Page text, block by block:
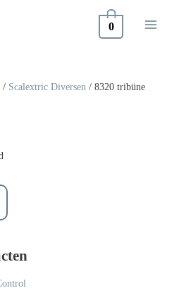
0
/ Scalextric Diversen / 8320 tribüne